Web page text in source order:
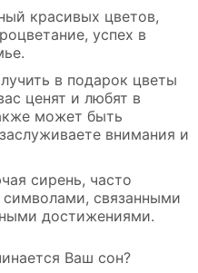
красивых цветов,
успех в
в подарок цветы
ценят и любят в
может быть
внимания и
сирень, часто
связанными
достижениями.
Ваш сон?